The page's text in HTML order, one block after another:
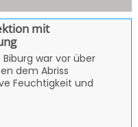
mit
Biburg war vor über
dem Abriss
Feuchtigkeit und